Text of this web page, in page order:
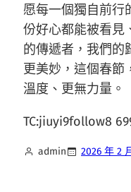
愿每一個獨自前行
份好心都能被看見
的傳遞者，我們的
更美妙，這個春節
溫度、更無力量。
TC:jiuyi9follow8
admin 2026 年 2